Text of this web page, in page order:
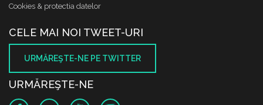
Cookies & protectia datelor
CELE MAI NOI TWEET-URI
URMĂREŞTE-NE PE TWITTER
URMĂREŞTE-NE